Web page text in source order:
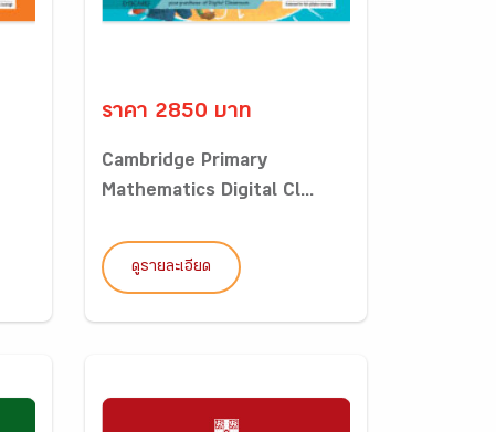
ราคา 2850 บาท
Cambridge Primary
Mathematics Digital Cl...
ดูรายละเอียด